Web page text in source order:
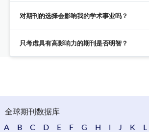
对期刊的选择会影响我的学术事业吗？
只考虑具有高影响力的期刊是否明智？
全球期刊数据库
A
B C D E F G H I J K L